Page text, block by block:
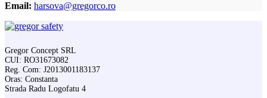
Email: harsova@gregorco.ro
Gregor Concept SRL
CUI: RO31673082
Reg. Com: J2013001183137
Oras: Constanta
Strada Radu Logofatu 4